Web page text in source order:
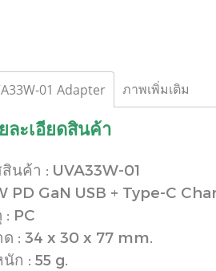
01 Adapter ภาพเพิ่มเติม
ละเอียดสินค้า
นค้า : UVA33W-01
PD GaN USB + Type-C
: PC
: 34 x 30 x 77 mm.
ก : 55 g.